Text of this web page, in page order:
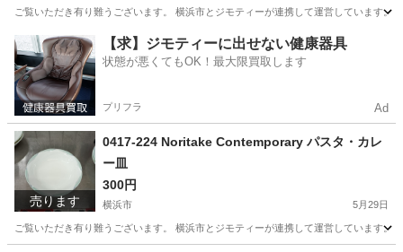
ご覧いただき有り難うございます。 横浜市とジモティーが連携して運営していま
神奈川 横浜市 食器 リユース
【求】ジモティーに出せない健康器具
状態が悪くてもOK！最大限買取します
プリフラ Ad
売ります
0417-224 Noritake Contemporary パスタ・カレ
ー皿
300円
横浜市 5月29日
ご覧いただき有り難うございます。 横浜市とジモティーが連携して運営していま